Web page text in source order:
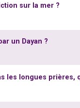
sur la mer ?
un Dayan ?
les longues prières,